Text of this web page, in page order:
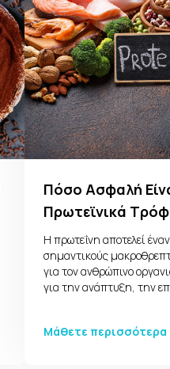
Πόσο Ασφαλή
Πρωτεϊνικά
Η πρωτεΐνη αποτελεί
σημαντικούς
για τον ανθρώπινο
για την ανάπτυξη, την
Μάθετε περισσότερα